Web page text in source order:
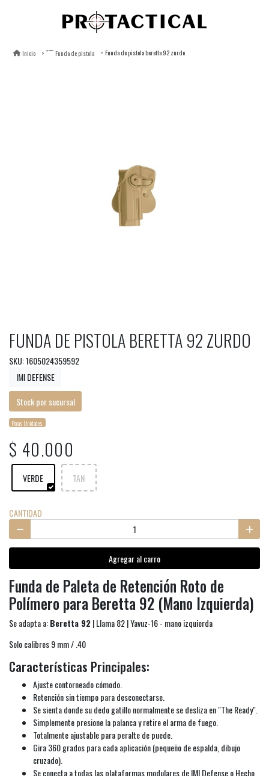
Inicio Funda de pistola Funda de pistola beretta 92 zurdo
FUNDA DE PISTOLA BERETTA 92 ZURDO
SKU: 1605024359592
IMI DEFENSE
Stock por sucursal
Pocas Unidades.
$ 40.000
VERDE TAN
CANTIDAD
Agregar al carro
Funda de Paleta de Retención Roto de
Polímero para Beretta 92 (Mano Izquierda)
Se adapta a:Beretta 92| Llama 82 | Yavuz-16 - mano izquierda
Solo calibres 9 mm / .40
Características Principales:
Ajuste contorneado cómodo.
Retención sin tiempo para desconectarse.
Se sienta donde su dedo gatillo normalmente se desliza en "The Ready".
Simplemente presione la palanca y retire el arma de fuego.
Totalmente ajustable para peralte de puede.
Gira 360 grados para cada aplicación (pequeño de espalda, dibujo
cruzado).
Se conecta a todas las plataformas modulares de IMI Defense.o Hecho